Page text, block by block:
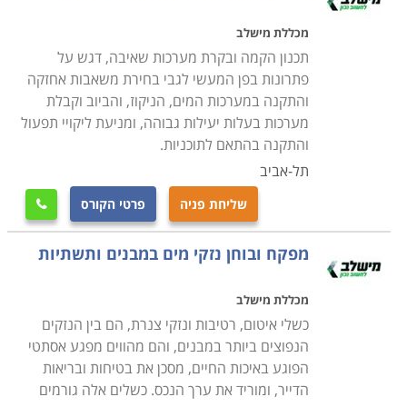
הקורס היסוד אורך לרוב כחצי שנה בלימודי ערב, או לימודי
בוקר מרוכזים, ובסיומו יש לעבור בהצלחה בחינת הסמכה
של משרד התעשייה, המסחר והתעסוקה. תנאי הקבלה
בעצם פתוחים לכל, ואינם דורשים אפילו תעודת סיום
תיכונית. מי שסיים את הלימודים בהצלחה ועבר את הבחינה
הממשלתית רשאי להתחיל לעבוד כשרברב, אם כשכיר
בחברה או כעצמאי. ראוי לציין בנושא זה כי למרות היותו של
המקצוע אפרורי במידת מה, הוא מבוקש ורווחי מאוד.
סוד גלוי הוא כי כמו אצל קוסמטיקאיות או מורים פרטיים,
מתגלגל בענף זה הרבה "כסף שחור", אך למרות היותם של
המספרים הרשמיים מוטים כלפי מטה בשל כך, עדיין
הנתונים מרשימים בהחלט; על פי דיווחי משרד הכלכלה
לשנת 2013, שכרו ההתחלתי של שרברב הוא מעל 7000
₪, ומנהלי עבודה זוכים לשכר התחלתי של 12 אלף ₪
מכללת מישלב
תכנון הקמה ובקרת מערכות שאיבה, דגש על
פתרונות בפן המעשי לגבי בחירת משאבות אחזקה
והתקנה במערכות המים, הניקוז, והביוב וקבלת
מערכות בעלות יעילות גבוהה, ומניעת ליקויי תפעול
והתקנה בהתאם לתוכניות.
תל-אביב
שליחת פניה פרטי הקורס 
מפקח ובוחן נזקי מים במבנים ותשתיות
מכללת מישלב
כשלי איטום, רטיבות ונזקי צנרת, הם בין הנזקים
הנפוצים ביותר במבנים, והם מהווים מפגע אסתטי
הפוגע באיכות החיים, מסכן את בטיחות ובריאות
הדייר, ומוריד את ערך הנכס. כשלים אלה גורמים